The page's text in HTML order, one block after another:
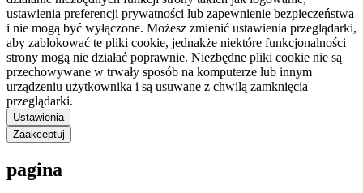
ustawienia preferencji prywatności lub zapewnienie bezpieczeństwa
i nie mogą być wyłączone. Możesz zmienić ustawienia przeglądarki,
aby zablokować te pliki cookie, jednakże niektóre funkcjonalności
strony mogą nie działać poprawnie. Niezbędne pliki cookie nie są
przechowywane w trwały sposób na komputerze lub innym
urządzeniu użytkownika i są usuwane z chwilą zamknięcia
przeglądarki.
Ustawienia
Zaakceptuj
pagina